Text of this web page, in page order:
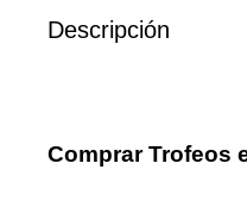
Descripción
Comprar Trofeos